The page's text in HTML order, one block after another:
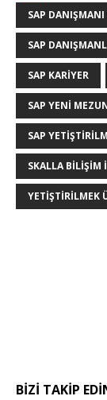
SAP
SAP
SAP KARIYER
SAP YENI
SAP
SKALLA BILIŞIM
YETIŞTIRILMEK
BIZI TAKIP